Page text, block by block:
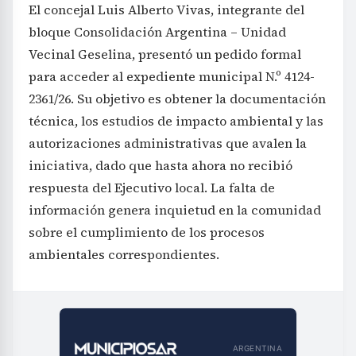
El concejal Luis Alberto Vivas, integrante del
bloque Consolidación Argentina – Unidad
Vecinal Geselina, presentó un pedido formal
para acceder al expediente municipal N.º 4124-
2361/26. Su objetivo es obtener la documentación
técnica, los estudios de impacto ambiental y las
autorizaciones administrativas que avalen la
iniciativa, dado que hasta ahora no recibió
respuesta del Ejecutivo local. La falta de
información genera inquietud en la comunidad
sobre el cumplimiento de los procesos
ambientales correspondientes.
ARGENTINA